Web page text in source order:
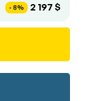
- 8% 2 197 $